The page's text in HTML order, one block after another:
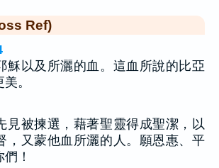
Ref)
穌以及所灑的血。這血所說的比亞
。
見被揀選，藉著聖靈得成聖潔，以
，又蒙他血所灑的人。願恩惠、平
！